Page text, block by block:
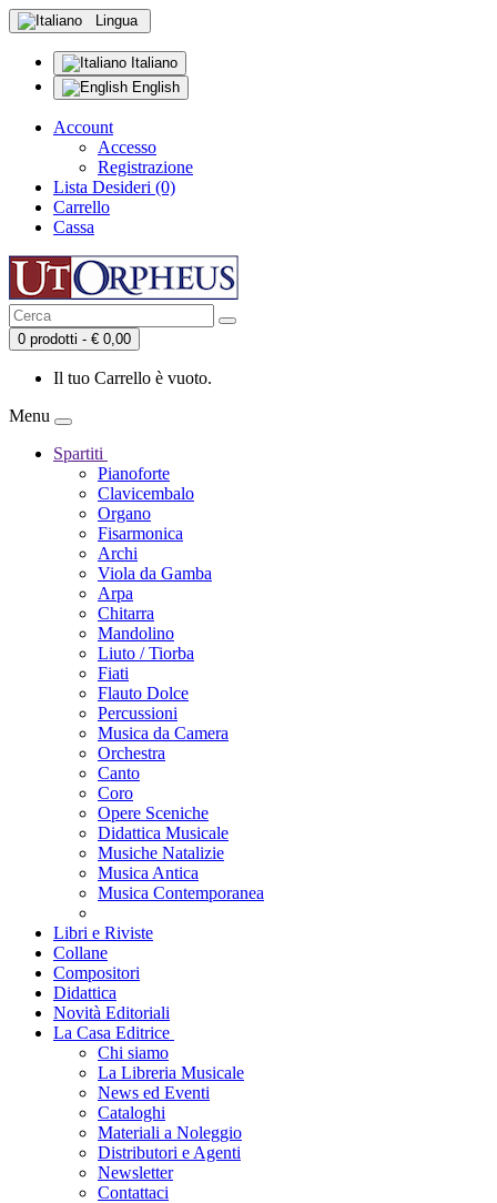
Lingua
Italiano
English
Account
Accesso
Registrazione
Lista Desideri (0)
Carrello
Cassa
0 prodotti - € 0,00
Il tuo Carrello è vuoto.
Menu
Spartiti
Pianoforte
Clavicembalo
Organo
Fisarmonica
Archi
Viola da Gamba
Arpa
Chitarra
Mandolino
Liuto / Tiorba
Fiati
Flauto Dolce
Percussioni
Musica da Camera
Orchestra
Canto
Coro
Opere Sceniche
Didattica Musicale
Musiche Natalizie
Musica Antica
Musica Contemporanea
Libri e Riviste
Collane
Compositori
Didattica
Novità Editoriali
La Casa Editrice
Chi siamo
La Libreria Musicale
News ed Eventi
Cataloghi
Materiali a Noleggio
Distributori e Agenti
Newsletter
Contattaci